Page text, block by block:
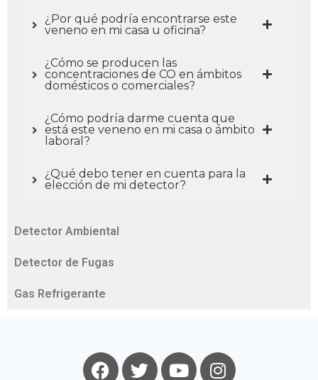
¿Por qué podría encontrarse este
veneno en mi casa u oficina?
¿Cómo se producen las
concentraciones de CO en ámbitos
domésticos o comerciales?
¿Cómo podría darme cuenta que
está este veneno en mi casa o ámbito
laboral?
¿Qué debo tener en cuenta para la
elección de mi detector?
Detector Ambiental
Detector de Fugas
Gas Refrigerante